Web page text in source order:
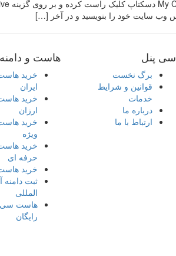
سی پنل
برگ نخست
قوانین و شرایط
خدمات
درباره ما
ارتباط با ما
هاست و دامنه
خرید
ایران
خرید
ارزان
خرید
ویژه
خرید
حرفه ای
خرید
ثبت دامنه
المللی
هاست سی
رایگان